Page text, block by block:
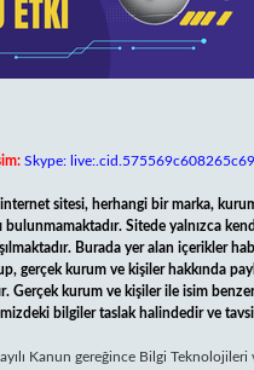
Skype: live:.cid.575569c608265c69
sitesi, herhangi bir marka,
bulunmamaktadır. Sitede yalnızca
Burada yer alan içerikler
gerçek kurum ve kişiler hakkında
Gerçek kurum ve kişiler ile isim
bilgiler taslak halindedir ve
Kanun gereğince Bilgi